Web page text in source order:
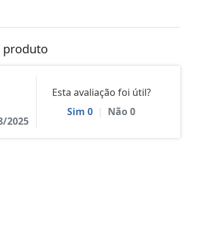
produto
2025
Esta avaliação foi útil?
Sim 0 | Não0